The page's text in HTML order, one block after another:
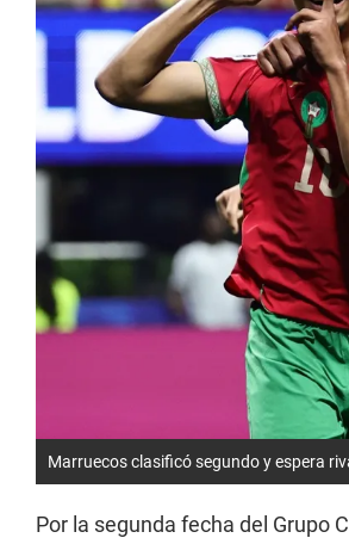
Marruecos clasificó segundo y espera
Por la segunda fecha del Grupo